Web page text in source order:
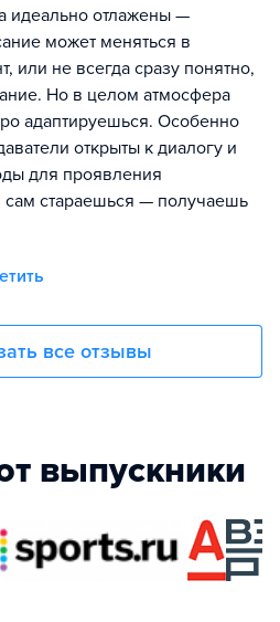
идеально отлажены —
может меняться в
или не всегда сразу понятно,
Но в целом атмосфера
адаптируешься. Особенно
открыты к диалогу и
для проявления
сам стараешься — получаешь
все отзывы
выпускники